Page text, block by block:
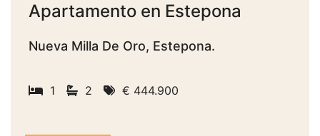
Apartamento en Estepona
Nueva Milla De Oro, Estepona.
1 2 € 444.900